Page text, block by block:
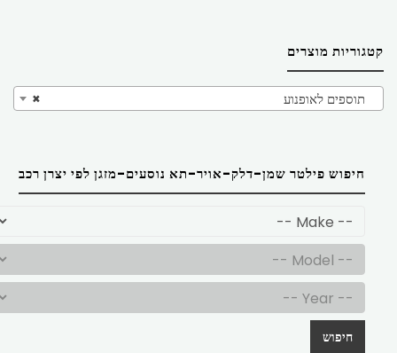
קטגוריות מוצרים
× תוספים לאופנוע
חיפוש פילטר שמן-דלק-אויר-תא נוסעים-מזגן לפי יצרן רכב
חיפוש